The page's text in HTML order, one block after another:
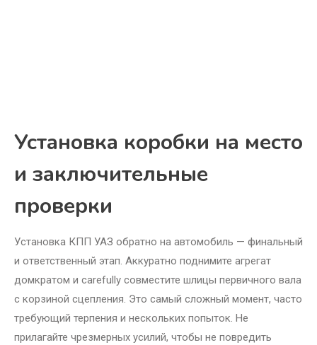
Установка коробки на место
и заключительные
проверки
Установка КПП УАЗ обратно на автомобиль — финальный
и ответственный этап. Аккуратно поднимите агрегат
домкратом и carefully совместите шлицы первичного вала
с корзиной сцепления. Это самый сложный момент, часто
требующий терпения и нескольких попыток. Не
прилагайте чрезмерных усилий, чтобы не повредить